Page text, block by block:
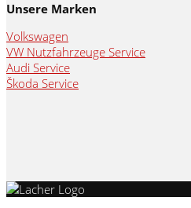
Unsere Marken
Volkswagen
VW Nutzfahrzeuge Service
Audi Service
Škoda Service